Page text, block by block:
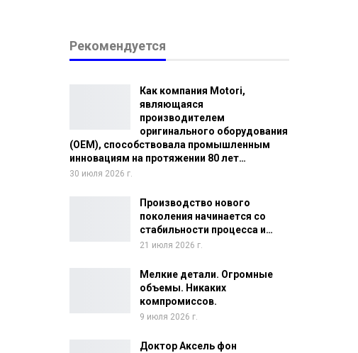
Рекомендуется
Как компания Motori,
являющаяся
производителем
оригинального оборудования
(OEM), способствовала промышленным
инновациям на протяжении 80 лет…
30 июля 2026 г.
Производство нового
поколения начинается со
стабильности процесса и…
21 июля 2026 г.
Мелкие детали. Огромные
объемы. Никаких
компромиссов.
9 июля 2026 г.
Доктор Аксель фон